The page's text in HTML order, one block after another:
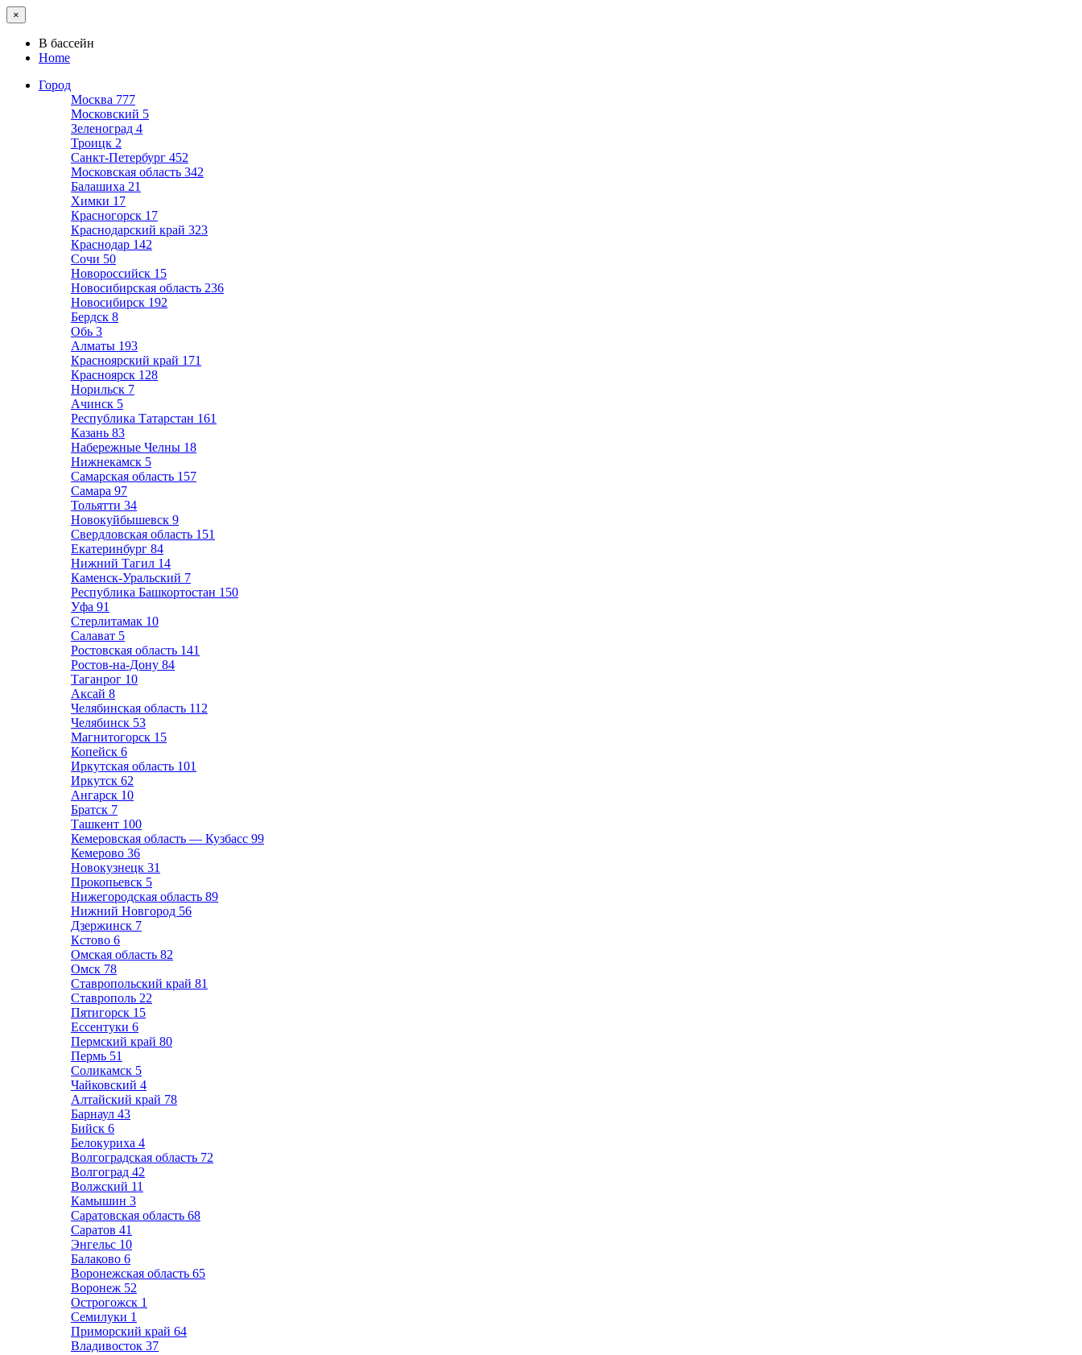
×
В бассейн
Home
Город
Москва 777
Московский 5
Зеленоград 4
Троицк 2
Санкт-Петербург 452
Московская область 342
Балашиха 21
Химки 17
Красногорск 17
Краснодарский край 323
Краснодар 142
Сочи 50
Новороссийск 15
Новосибирская область 236
Новосибирск 192
Бердск 8
Обь 3
Алматы 193
Красноярский край 171
Красноярск 128
Норильск 7
Ачинск 5
Республика Татарстан 161
Казань 83
Набережные Челны 18
Нижнекамск 5
Самарская область 157
Самара 97
Тольятти 34
Новокуйбышевск 9
Свердловская область 151
Екатеринбург 84
Нижний Тагил 14
Каменск-Уральский 7
Республика Башкортостан 150
Уфа 91
Стерлитамак 10
Салават 5
Ростовская область 141
Ростов-на-Дону 84
Таганрог 10
Аксай 8
Челябинская область 112
Челябинск 53
Магнитогорск 15
Копейск 6
Иркутская область 101
Иркутск 62
Ангарск 10
Братск 7
Ташкент 100
Кемеровская область — Кузбасс 99
Кемерово 36
Новокузнецк 31
Прокопьевск 5
Нижегородская область 89
Нижний Новгород 56
Дзержинск 7
Кстово 6
Омская область 82
Омск 78
Ставропольский край 81
Ставрополь 22
Пятигорск 15
Ессентуки 6
Пермский край 80
Пермь 51
Соликамск 5
Чайковский 4
Алтайский край 78
Барнаул 43
Бийск 6
Белокуриха 4
Волгоградская область 72
Волгоград 42
Волжский 11
Камышин 3
Саратовская область 68
Саратов 41
Энгельс 10
Балаково 6
Воронежская область 65
Воронеж 52
Острогожск 1
Семилуки 1
Приморский край 64
Владивосток 37